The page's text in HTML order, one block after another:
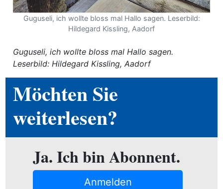
Guguseli, ich wollte bloss mal Hallo sagen. Leserbild:
Hildegard Kissling, Aadorf
Guguseli, ich wollte bloss mal Hallo sagen.
Leserbild: Hildegard Kissling, Aadorf
Möchten Sie
weiterlesen?
Ja. Ich bin Abonnent.
Anmelden